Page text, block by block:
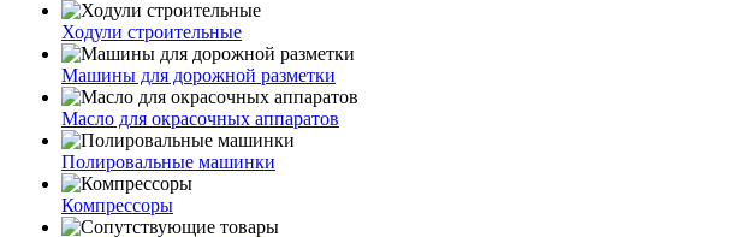
Ходули строительные
Машины для дорожной разметки
Масло для окрасочных аппаратов
Полировальные машинки
Компрессоры